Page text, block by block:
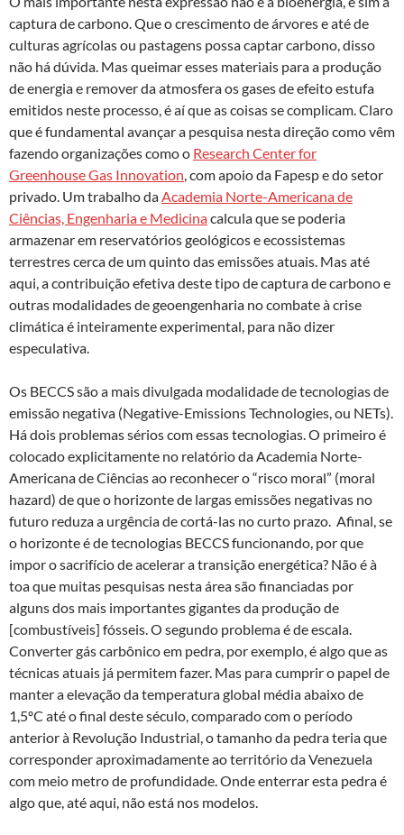
captura de carbono. Que o crescimento de árvores e até de
culturas agrícolas ou pastagens possa captar carbono, disso
não há dúvida. Mas queimar esses materiais para a produção
de energia e remover da atmosfera os gases de efeito estufa
emitidos neste processo, é aí que as coisas se complicam. Claro
que é fundamental avançar a pesquisa nesta direção como vêm
fazendo organizações como o Research Center for
Greenhouse Gas Innovation, com apoio da Fapesp e do setor
privado. Um trabalho daAcademia Norte-Americana de
Ciências, Engenharia e Medicinacalcula que se poderia
armazenar em reservatórios geológicos e ecossistemas
terrestres cerca de um quinto das emissões atuais. Mas até
aqui, a contribuição efetiva deste tipo de captura de carbono e
outras modalidades de geoengenharia no combate à crise
climática é inteiramente experimental, para não dizer
especulativa.
Os BECCS são a mais divulgada modalidade de tecnologias de
emissão negativa (Negative-Emissions Technologies, ou NETs).
Há dois problemas sérios com essas tecnologias. O primeiro é
colocado explicitamente no relatório da Academia Norte-
Americana de Ciências ao reconhecer o “risco moral” (moral
hazard) de que o horizonte de largas emissões negativas no
futuro reduza a urgência de cortá-las no curto prazo. Afinal, se
o horizonte é de tecnologias BECCS funcionando, por que
impor o sacrifício de acelerar a transição energética? Não é à
toa que muitas pesquisas nesta área são financiadas por
alguns dos mais importantes gigantes da produção de
[combustíveis] fósseis. O segundo problema é de escala.
Converter gás carbônico em pedra, por exemplo, é algo que as
técnicas atuais já permitem fazer. Mas para cumprir o papel de
manter a elevação da temperatura global média abaixo de
1,5ºC até o final deste século, comparado com o período
anterior à Revolução Industrial, o tamanho da pedra teria que
corresponder aproximadamente ao território da Venezuela
com meio metro de profundidade. Onde enterrar esta pedra é
algo que, até aqui, não está nos modelos.